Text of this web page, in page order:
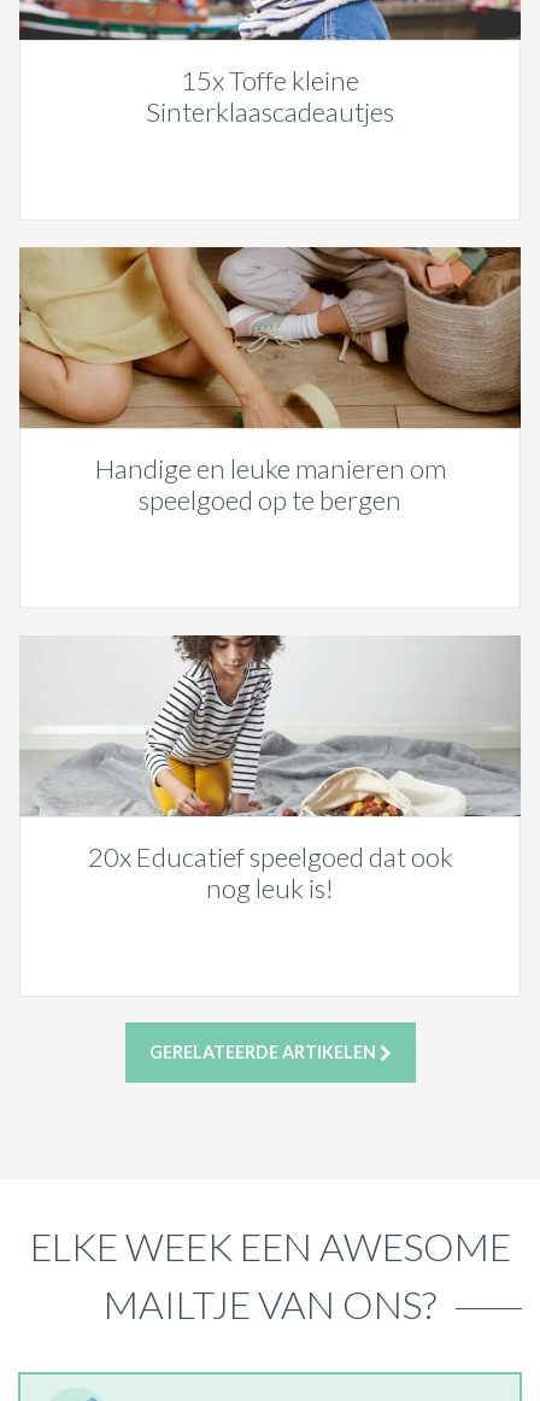
15x Toffe kleine
Sinterklaascadeautjes
Handige en leuke manieren om
speelgoed op te bergen
20x Educatief speelgoed dat ook
nog leuk is!
GERELATEERDE ARTIKELEN
ELKE WEEK EEN AWESOME
MAILTJE VAN ONS?